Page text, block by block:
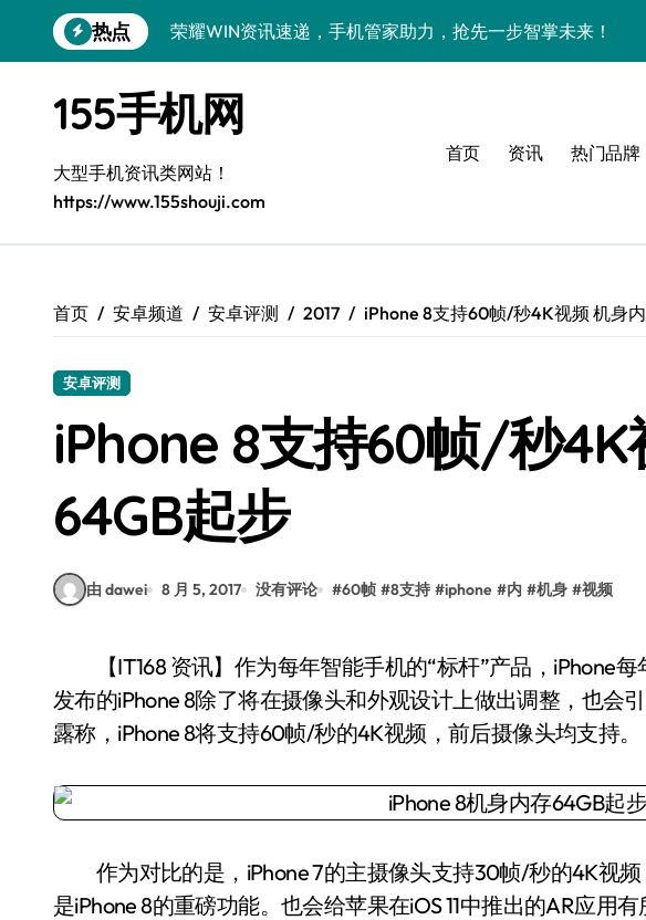
到
热点
荣耀WIN资讯速递，手机管家助力，抢先一步智掌未来！
荣耀500 Pro MOLLY版来袭！最新资讯+玩机技巧一网打尽
OPPO Find X9 Pro深度揭秘：亮点全解析+超实用技巧攻略
vivo S50 Pro mini来袭：小屏旗舰，亮点纷呈速来围观！
荣耀ROBOT PHONE：智领生活，资讯一手轻松掌控！
iPhone 17e重磅来袭：性能配置大升级，亮点全解析！
荣耀Magic8 Pro Air来袭，掌中智能开启资讯抢先新体验！
155手机网
大型手机资讯类网站！
https://www.155shouji.com
首页 资讯 热门品牌
首页 安卓频道 安卓评测 2017 iPhone 8支持60帧/秒4K视频 机身
安卓评测
iPhone 8支持60帧/秒4K
64GB起步
由 dawei 8 月 5, 2017 没有评论 #60帧 #8支持 #iphone #内 #机身 #视频
【IT168 资讯】作为每年智能手机的“标杆”产品，iPhone每年都会吸引大量关注。9月份即将
发布的iPhone 8除了将在摄像头和外观设计上做出调整，也会
露称，iPhone 8将支持60帧/秒的4K视频，前后摄像头均支持。
作为对比的是，iPhone 7的主摄像头支持30帧/秒的4K视频
是iPhone 8的重磅功能。也会给苹果在iOS 11中推出的AR应用有